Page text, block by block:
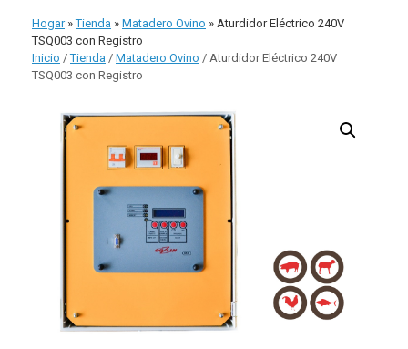
Hogar » Tienda » Matadero Ovino » Aturdidor Eléctrico 240V
TSQ003 con Registro
Inicio /Tienda / Matadero Ovino / Aturdidor Eléctrico 240V
TSQ003 con Registro